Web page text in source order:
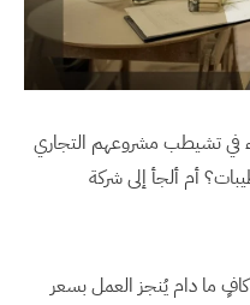
في تشيطب مشروعهم التجاري
أم ألجأ إلى شركة
ما دام يُنجز العمل بسعر